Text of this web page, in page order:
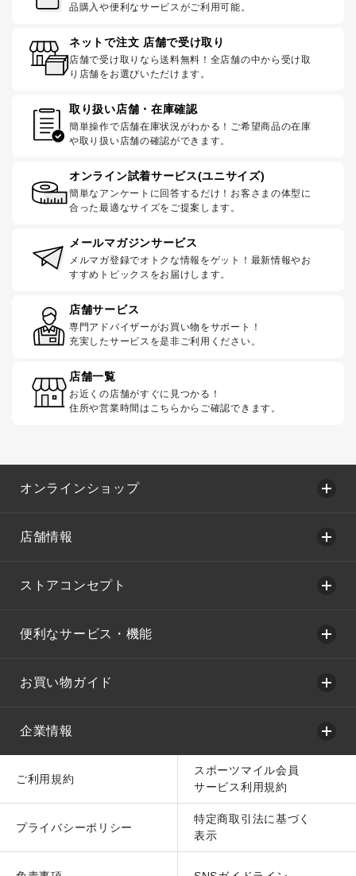
品購入や便利なサービスがご利用可能。
ネットで注文 店舗で受け取り
店舗で受け取りなら送料無料！全店舗の中から受け取
り店舗をお選びいただけます。
取り扱い店舗・在庫確認
簡単操作で店舗在庫状況がわかる！ご希望商品の在庫
や取り扱い店舗の確認ができます。
オンライン試着サービス(ユニサイズ)
簡単なアンケートに回答するだけ！お客さまの体型に
合った最適なサイズをご提案します。
メールマガジンサービス
メルマガ登録でオトクな情報をゲット！最新情報やお
すすめトピックスをお届けします。
店舗サービス
専門アドバイザーがお買い物をサポート！
充実したサービスを是非ご利用ください。
店舗一覧
お近くの店舗がすぐに見つかる！
住所や営業時間はこちらからご確認できます。
オンラインショップ
店舗情報
ストアコンセプト
便利なサービス・機能
お買い物ガイド
企業情報
ご利用規約
スポーツマイル会員
サービス利用規約
プライバシーポリシー
特定商取引法に基づく
表示